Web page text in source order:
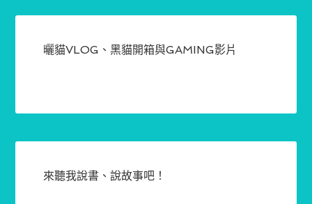
曬貓VLOG、黑貓開箱與GAMING影片
來聽我說書、說故事吧！